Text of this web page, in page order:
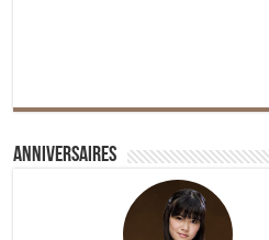
Anniversaires